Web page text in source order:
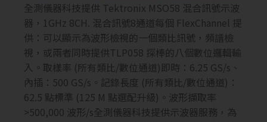
全測儀器科技提供 Tektronix MSO58 混合訊號示波
器，1GHz 8CH. 混合訊號8通道每個 FlexChannel 提
供：可以顯示為波形檢視的一個類比訊號，頻譜檢
視，或兩者同時提供TLP058 探棒的八個數位邏輯輸
入。取樣率 (所有類比/數位通道)即時：6.25 GS/s、
內插：500 GS/s。記錄長度 (所有類比/數位通道)：
62.5 點標準 (125 M 點選配升級)。波形擷取率
>500,000 波形/s全測儀器科技提供示波器服務，為